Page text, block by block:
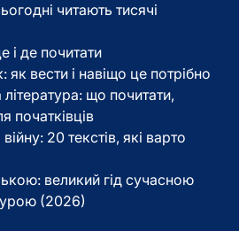
читають тисячі
і де почитати
вести і навіщо це потрібно
що почитати,
початківців
20 текстів, які варто
великий гід сучасною
(2026)